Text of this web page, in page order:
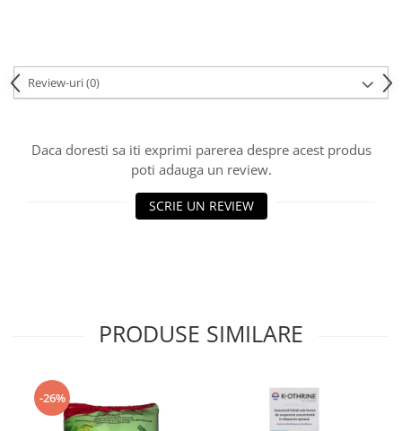
Review-uri(0)
Daca doresti sa iti exprimi parerea despre acest produs
poti adauga un review.
SCRIE UN REVIEW
PRODUSE SIMILARE
-26%